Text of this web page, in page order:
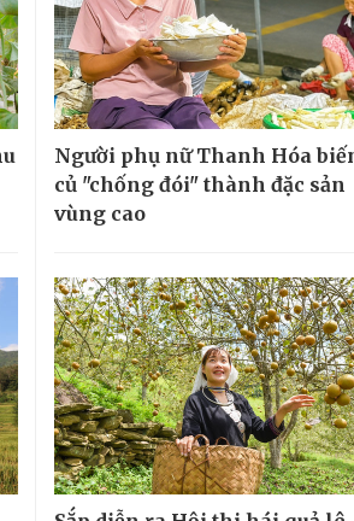
Người phụ nữ Thanh Hóa
củ "chống đói" thành đặc sản
vùng cao